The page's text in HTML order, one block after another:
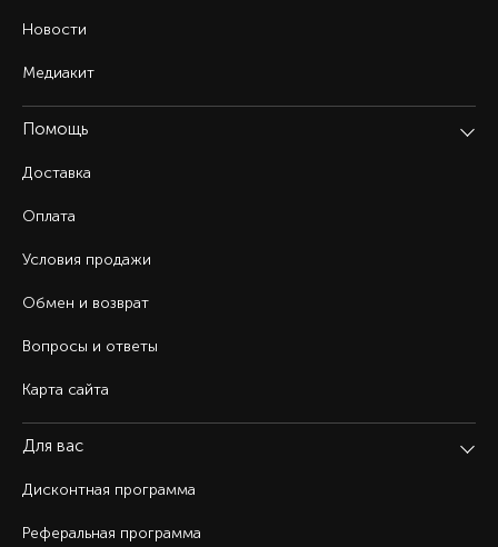
Новости
Медиакит
Помощь
Доставка
Оплата
Условия продажи
Обмен и возврат
Вопросы и ответы
Карта сайта
Для вас
Дисконтная программа
Реферальная программа